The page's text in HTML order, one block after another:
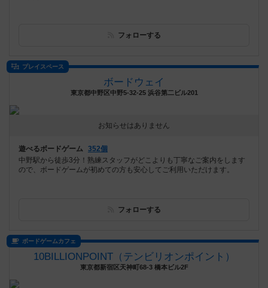
フォローする
プレイスペース
ボードウェイ
東京都中野区中野5-32-25 浜谷第二ビル201
お知らせはありません
遊べるボードゲーム 352個
中野駅から徒歩3分！熟練スタッフがどこよりも丁寧なご案内をします
ので、ボードゲームが初めての方も安心してご利用いただけます。
フォローする
ボードゲームカフェ
10BILLIONPOINT（テンビリオンポイント）
東京都新宿区天神町68-3 橋本ビル2F